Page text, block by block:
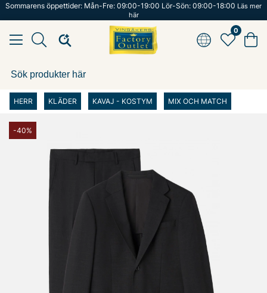
Sommarens öppettider: Mån-Fre: 09:00-19:00 Lör-Sön: 09:00-18:00 Läs mer
här
0
HERR KLÄDER KAVAJ - KOSTYM MIX OCH MATCH
-40%